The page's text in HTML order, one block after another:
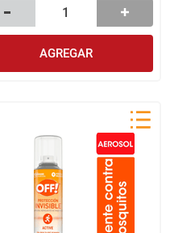
AGREGAR